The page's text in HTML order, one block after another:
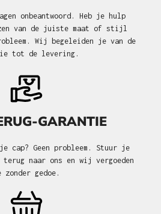
onbeantwoord. Heb je hulp
van de juiste maat of stijl
Wij begeleiden je van de
tot de levering.
GARANTIE
cap? Geen probleem. Stuur je
terug naar ons en wij vergoeden
zonder gedoe.